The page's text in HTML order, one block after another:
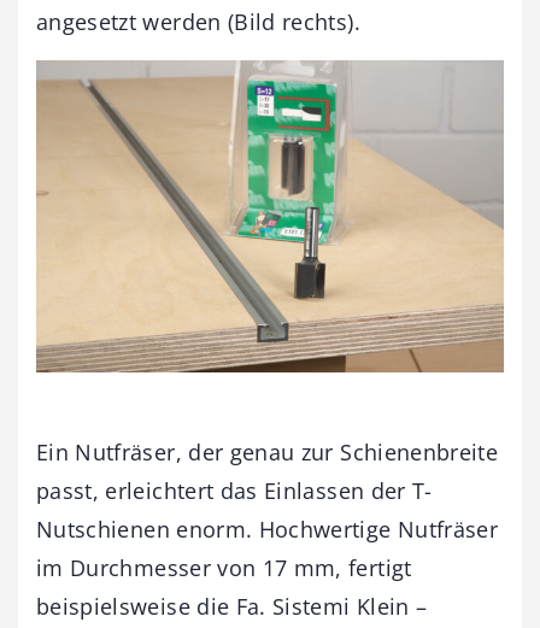
angesetzt werden (Bild rechts).
Ein Nutfräser, der genau zur Schienenbreite
passt, erleichtert das Einlassen der T-
Nutschienen enorm. Hochwertige Nutfräser
im Durchmesser von 17 mm, fertigt
beispielsweise die Fa. Sistemi Klein –